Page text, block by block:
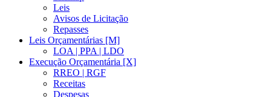
Leis
Avisos de Licitação
Repasses
Leis Orçamentárias [M]
LOA | PPA | LDO
Execução Orçamentária [X]
RREO | RGF
Receitas
Despesas